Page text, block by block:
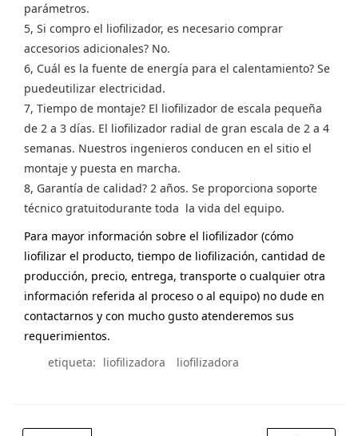
parámetros.
5, Si compro el liofilizador, es necesario comprar
accesorios adicionales? No.
6, Cuál es la fuente de energía para el calentamiento? Se
puedeutilizar electricidad.
7, Tiempo de montaje? El liofilizador de escala pequeña
de 2 a 3 días. El liofilizador radial de gran escala de 2 a 4
semanas. Nuestros ingenieros conducen en el sitio el
montaje y puesta en marcha.
8, Garantía de calidad? 2 años. Se proporciona soporte
técnico gratuitodurante toda la vida del equipo.
Para mayor información sobre el liofilizador (cómo
liofilizar el producto, tiempo de liofilización, cantidad de
producción, precio, entrega, transporte o cualquier otra
información referida al proceso o al equipo) no dude en
contactarnos y con mucho gusto atenderemos sus
requerimientos.
etiqueta: liofilizadora liofilizadora